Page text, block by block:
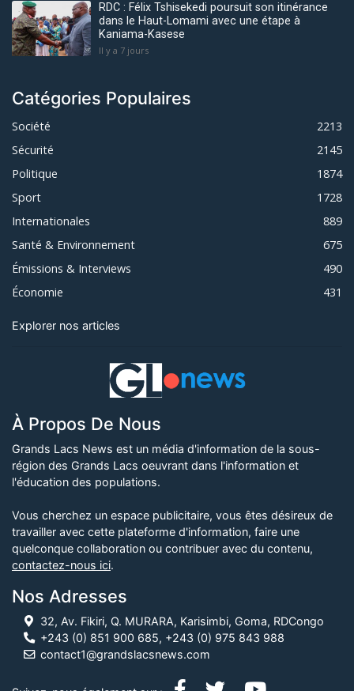
RDC : Félix Tshisekedi poursuit son itinérance
dans le Haut-Lomami avec une étape à
Kaniama-Kasese
Il y a 7 jours
Catégories Populaires
Société
2213
Sécurité
2145
Politique
1874
Sport
1728
Internationales
889
Santé & Environnement
675
Émissions & Interviews
490
Économie
431
Explorer nos articles
À Propos De Nous
Grands Lacs News est un média d'information de la sous-
région des Grands Lacs oeuvrant dans l'information et
l'éducation des populations.
Vous cherchez un espace publicitaire, vous êtes désireux de
travailler avec cette plateforme d'information, faire une
quelconque collaboration ou contribuer avec du contenu,
contactez-nous ici.
Nos Adresses
32, Av. Fikiri, Q. MURARA, Karisimbi, Goma, RDCongo
+243 (0) 851 900 685, +243 (0) 975 843 988
contact1@grandslacsnews.com